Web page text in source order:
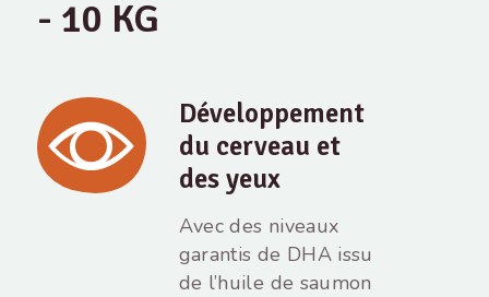
- 10 KG
Développement
du cerveau et
des yeux
Avec des niveaux
garantis de DHA issu
de l’huile de saumon